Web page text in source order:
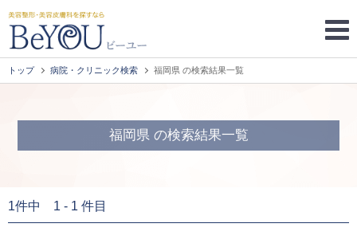
トップ 病院・クリニック検索 福岡県 の検索結果一覧
福岡県 の検索結果一覧
1件中 1 - 1 件目